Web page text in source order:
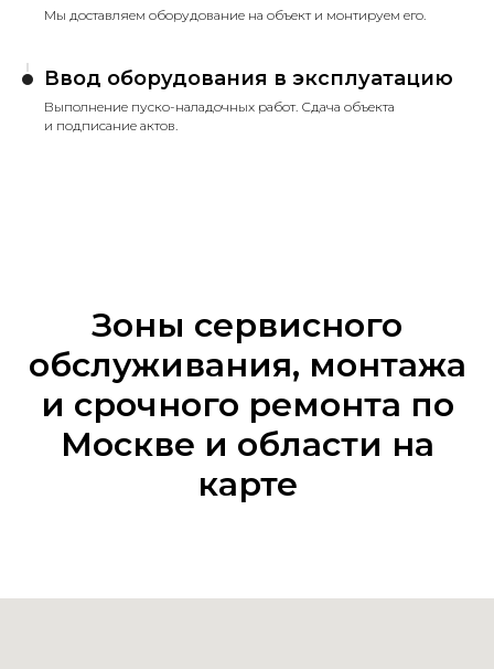
Мы доставляем оборудование на объект и монтируем его.
Ввод оборудования в эксплуатацию
Выполнение пуско-наладочных работ. Сдача объекта
и подписание актов.
Зоны сервисного
обслуживания, монтажа
и срочного ремонта по
Москве и области на
карте